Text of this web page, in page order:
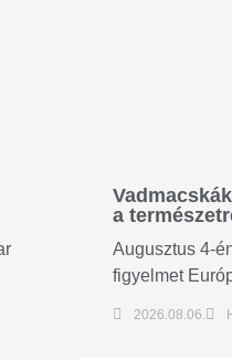
a
Augusztus 4-
figyelmet
2026.08.06.